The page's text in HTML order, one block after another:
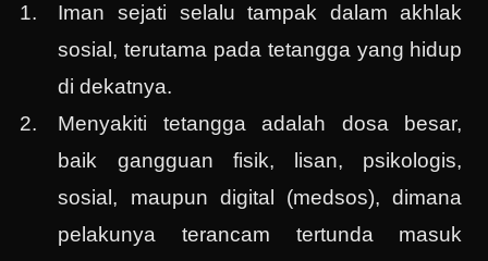
Iman sejati selalu tampak dalam akhlak
sosial, terutama pada tetangga yang hidup
di dekatnya.
Menyakiti tetangga adalah dosa besar,
baik gangguan fisik, lisan, psikologis,
sosial, maupun digital (medsos), dimana
pelakunya terancam tertunda masuk